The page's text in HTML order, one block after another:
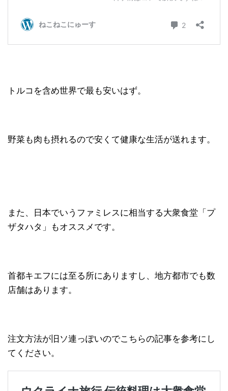
トルコを含め世界で最も安いはず。
野菜も肉も摂れるので安くて健康な生活が送れます。
また、日本でいうファミレスに相当する大衆食堂「プ
ザタハタ」もオススメです。
首都キエフには至る所にありますし、地方都市でも数
店舗はあります。
注文方法が旧ソ連っぽいのでこちらの記事を参考にし
てください。